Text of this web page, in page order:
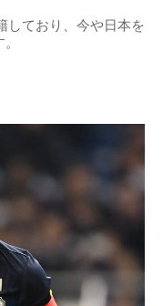
しており、今や日本を